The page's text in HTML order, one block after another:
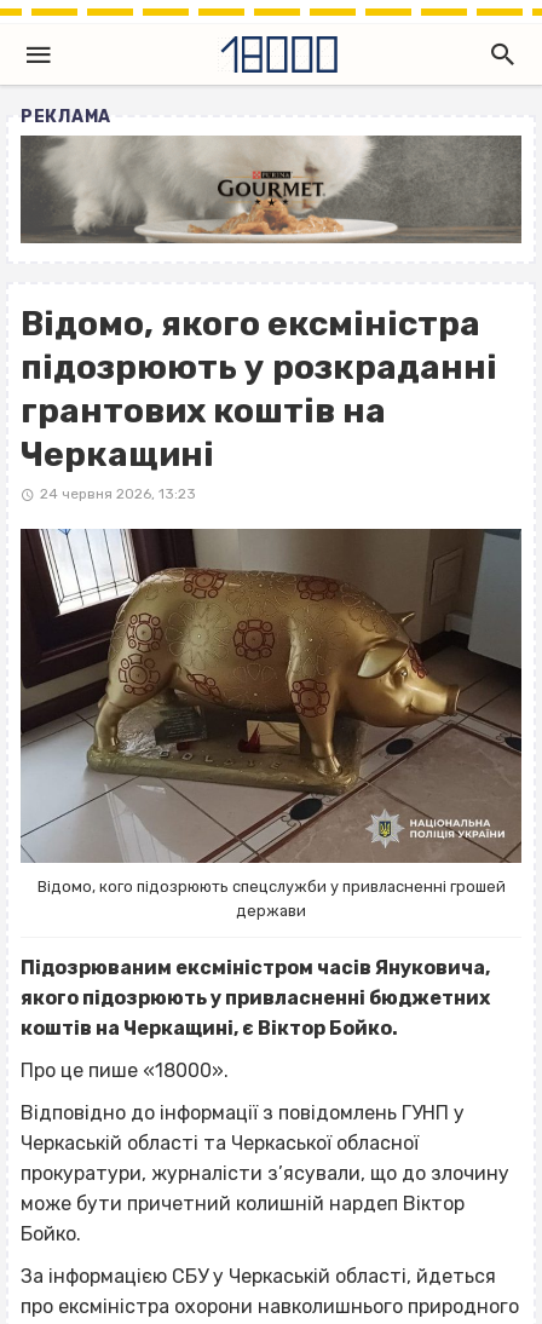
РЕКЛАМА
Відомо, якого ексміністра
підозрюють у розкраданні
грантових коштів на
Черкащині
24 червня 2026, 13:23
Відомо, кого підозрюють спецслужби у привласненні грошей
держави
Підозрюваним ексміністром часів Януковича,
якого підозрюють у привласненні бюджетних
коштів на Черкащині, є Віктор Бойко.
Про це пише «18000».
Відповідно до інформації з повідомлень ГУНП у
Черкаській області та Черкаської обласної
прокуратури, журналісти з’ясували, що до злочину
може бути причетний колишній нардеп Віктор
Бойко.
За інформацією СБУ у Черкаській області, йдеться
про ексміністра охорони навколишнього природного